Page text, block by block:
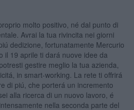
molto positivo, né dal punto di
Avrai la tua rivincita nei giorni
dedizione, fortunatamente Mercurio
il 19 aprile ti dará nuove idee da
gestire meglio la tua azienda,
in smart-working. La rete ti offrirá
di piú, che porterá un incremento
alla ricerca di un nuovo lavoro, é
nella seconda parte del